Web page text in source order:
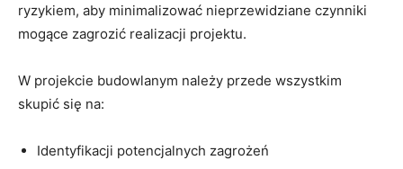
ryzykiem, ‌aby minimalizować nieprzewidziane czynniki
mogące zagrozić realizacji projektu.
W projekcie‍ budowlanym należy przede wszystkim
skupić się na:
Identyfikacji potencjalnych zagrożeń